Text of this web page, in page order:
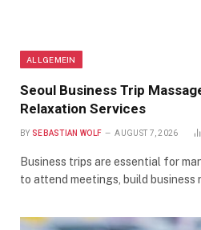
ALLGEMEIN
Seoul Business Trip
Relaxation Services
BY SEBASTIAN WOLF AUGUST 7, 2026
Business trips are essential for
to attend meetings, build business